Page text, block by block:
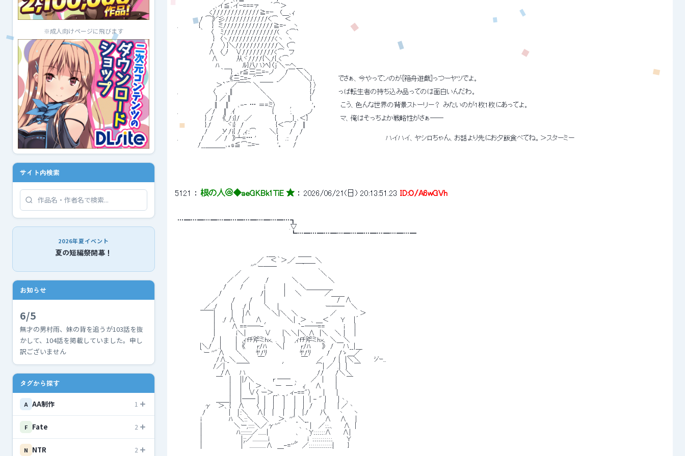
※成人向けページに飛びます
サイト内検索
2026年夏イベント
夏の短編祭開幕！
お知らせ
6/5
無才の男村雨、妹の背を追うが103話を抜
かして、104話を掲載していました。申し
訳ございません
タグから探す
A AA制作 1
F Fate 2
N NTR 2
_､イ≦､イｰ===ァ　　 ´⌒＞
</////////////≧=ｰ　 (＿､ｨ
/ ⌒》'ﾞ彡////////////く⌒　 ＜
.　　　　 {　　 }　ミ//////////////≧=‐　 ヽ
｀　 〈　 ﾐ///////////////(　 <⌒`
}　〈ヽ/////////////<ヽ　ヽ
/　　〉}＼////////////＼ (⌒
∧　〈_ﾉ　 ∨/////////<⌒　フ
∧　　　　从ヾ////{＼/{_<⌒
ﾊ　　　　　ﾙ}八ハ)ﾍ}〈j ＼ｰへ＿
｀￣} _､r≦三ニ=-ノ　　 /￣ ＼＼
_《三ﾆ=- ^￣　　　_／　　　　＼}､　　　　　でさぁ、今やってンのが[箱舟遊戯]っつーヤツでよ。
＞`｀ ／￣⌒ ＼￣￣　　　　　　　　} 〉
.　　　　　　　 〈　　､∥　　　 　　＼　　　　　　　　　 {/　　　　　っぱ転生者の持ち込み品ってのは面白いんだわ。
} ／∥　　　　 　 　 ＼　　　　　　　　{
∥　∥ 　､-‐ … ＝=ミ〉　 　 ,　　　 　'，　　　　　こう、色んな世界の背景ストーリー？ みたいのが1枚1枚にあってよ。
.　　　　 　 ／/ 　∥ .ｲ　　　　　　　　{　　　 :.　　　_ノ
} ./　　《_/:i}/　.／　　　 　 {　　　_}_､＜}　　　　　　　マ、俺はそっちよか戦略性がさぁ――
}./　　　 ヾi}　/　　　　　 　 {＜⌒ /　∥
/　　　У/i{ / ,ｨ::⌒　 　 ＼{　　 /　 /
.　　　 　 /　　 ／ /　》┴=… '　　　　 {　 .::　 /　　　　　　　　　　　　　　　　　　　ハイハイ、ヤシロちゃん、お話より先にお夕飯食べてね。＞スターミー
/__＿＿＿､｡s≦⌒ﾆ=ｰ　　 　 '｡　　 /
5121 ： 根の人＠◆aeGKBk1TiE ★ ： 2026/06/21(日) 20:13:51.23 ID:O/A6wGVh
…━…━…━…━…━…━…━…━…┓
.▽
┗…━…━…━…━…━…━…━…━…━
／　 ＜｀＞,／＿＿＿＼
''"ー――　　　　　 ｀　 　 、
／　　　　　　　　　　 　 　 　 　 　＼
／　　／　　　 /　　　　　＼　　　　　　 ＼
/　 　 /　　　　 i　　　　|　　　＼＿＿＿＿
/　　　　　 　 　 /|　　 　 |　　＼　　　　　／＿＿
／　　　/　　　/　　 |　　　　　　　　　　　　　　　 /　∧
／ ./　 　 |　　./ |　 　 ＼　 |　　　　　　　　　　ー―― 　＼
￣￣|　　　 |　　|∧　　　　 ＼|＼　＼　　　　　　　／　　　　　＞
|　 ./ ∧　 |　　 ∧　　　　　 ＼|　＞　、＿＜　　 Y 　 |´
|　　　 ∧ ==――-′　　　　　　`-――==　　　　i　　|
|　　　　 i＼|　　　　∨　　 |＼＼|＼ ∧　|＼　 ＼ | 　 |
/　|　　　|　,ｨfﾁ斧ミhx、.　 |　　,ｨfﾁ斧ミhx、 ＼＿＼
|＼/ 　.|　　　|　《　　 r/ﾊ　　＼|　　　 r/ﾊ　　 》　/　　ハ__|＿
｀ー ''"∧　　 ＼　 　 ﾔ/ﾘ　　　　　　　ﾔ/ﾘ 　 　 / 　 /ゝ＿／
/∧._＼　 ＼ 　 ￣　　　　　　　　￣　　／　　/ |　|＼＼　　　ｼﾞｰ...
/／|　　 ￣￣　　　　　　　′　　　　　　⌒| ／　.|　|　 ￣
/∧ 　 ハ　　　　　　　　　　　　　　　 //　　 /＼＼
￣　 | 　 ||/＼　　　　r ――　、　　 ／　|　　 |　　￣
| 　 |　 |　＞ 、　 ー　― '　 ｨ　　∧　　　|
| 　 |　 ∨〈 ー＞__、_ , ィ-=="〉　　 |　　 |
＿＿| 　 |―― |　|　 | 　 | 　 |　 |　| - " |　　 |丶、
γ　 ＞、{　 ∧　　 〈　|　 | 　 | 　 |　 |　/　　 |　　 | ／丶
/　　　　　|　 |::＼ 　 ∧|　 | 　 | 　 |　 |./　　 八　　 丶　　ヽ
i　　　　 　 ﾊ　＼:::＼ 　 ＼　　＞、''"_＼__　　　 ∧ 　 ∧ 　 |
|　　　　　 　 ＼ー,::::::＼／γ''"　　　　、｀ |　 ／:.:..、 　 ∧　|
|　　　　　　　 ﾊ:::::::::::／........|　　　　　　、　｀Y:.:.:.:.:.:∧　　 ∧|
|　　　　　　　　 |:::／...............i　　　　　 ,_　　i´:.:.:.:.:.:.:.:.:.:.　　　Y
|　　　　　　　　 |′................∧　＿-=''"　／:.:.:.:.:.:.:.:.:.:.:.:|　 　 }